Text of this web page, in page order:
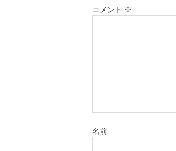
コメント ※
名前